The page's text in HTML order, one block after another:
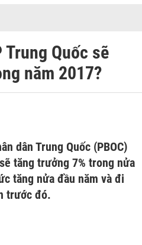
Trung Quốc sẽ
năm 2017?
dân Trung Quốc (PBOC)
tăng trưởng 7% trong nửa
tăng nửa đầu năm và đi
trước đó.